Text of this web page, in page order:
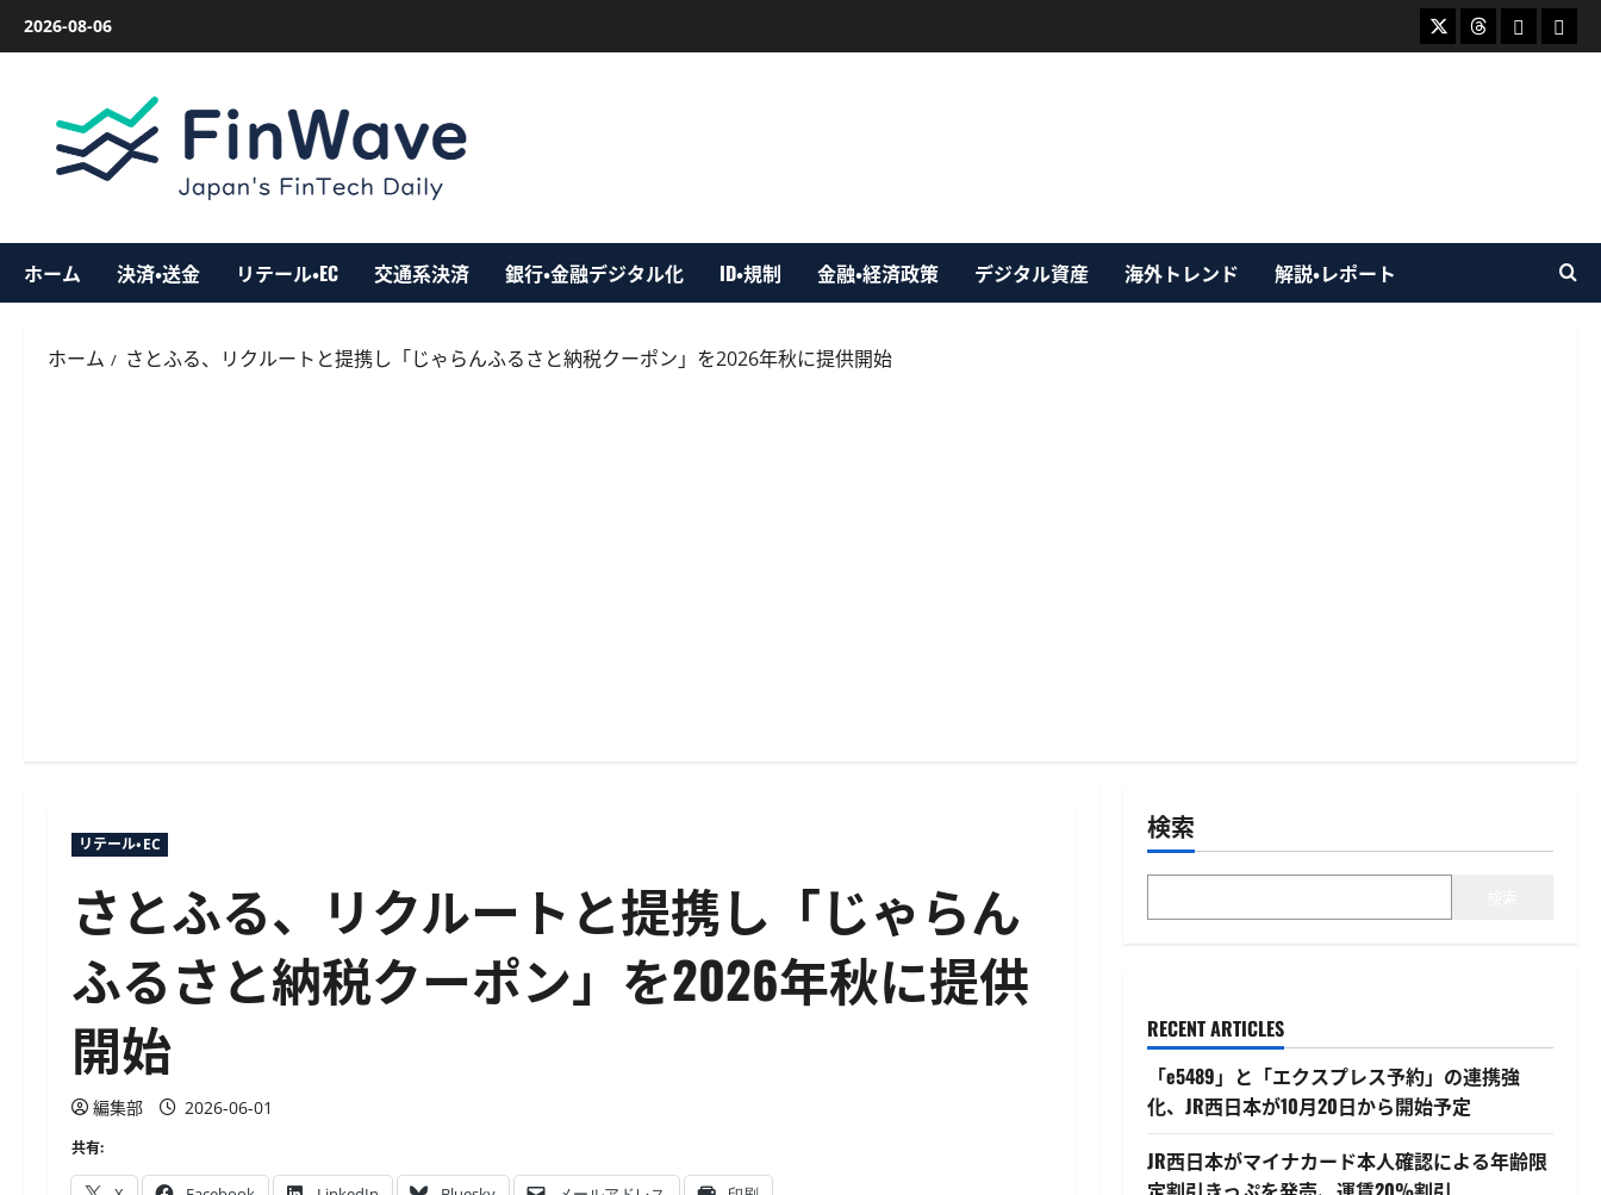
2026-08-06 X ThreadsBluesky
ホーム 決済・送金 リテール・EC 交通系決済 銀行・金融デジタル化 ID・規制 金融・経済政策 デジタル資産 海外トレンド 解説・レポート
ホーム さとふる、リクルートと提携し「じゃらんふるさと納税クーポン」を2026年秋に提供開始
リテール・EC
さとふる、リクルートと提携し「じゃらん
ふるさと納税クーポン」を2026年秋に提供
開始
編集部 2026-06-01
共有:
検索
RECENT ARTICLES
「e5489」と「エクスプレス予約」の連携強
化、JR西日本が10月20日から開始予定
JR西日本がマイナカード本人確認による年齢限